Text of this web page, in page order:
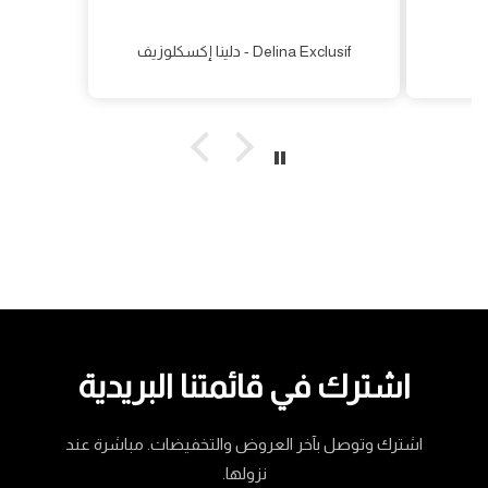
مسك خاص - Musk Special
اشترك في قائمتنا البريدية
اشترك وتوصل بآخر العروض والتخفيضات. مباشرة عند
نزولها.